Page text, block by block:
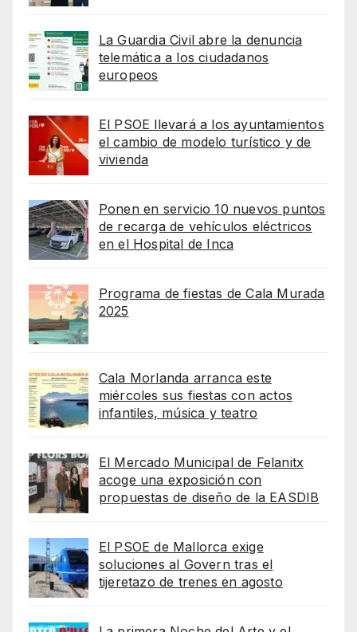
La Guardia Civil abre la denuncia
telemática a los ciudadanos
europeos
El PSOE llevará a los ayuntamientos
el cambio de modelo turístico y de
vivienda
Ponen en servicio 10 nuevos puntos
de recarga de vehículos eléctricos
en el Hospital de Inca
Programa de fiestas de Cala Murada
2025
Cala Morlanda arranca este
miércoles sus fiestas con actos
infantiles, música y teatro
El Mercado Municipal de Felanitx
acoge una exposición con
propuestas de diseño de la EASDIB
El PSOE de Mallorca exige
soluciones al Govern tras el
tijeretazo de trenes en agosto